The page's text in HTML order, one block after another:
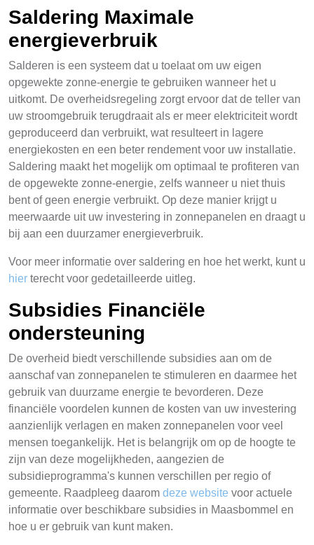
Saldering Maximale
energieverbruik
Salderen is een systeem dat u toelaat om uw eigen
opgewekte zonne-energie te gebruiken wanneer het u
uitkomt. De overheidsregeling zorgt ervoor dat de teller van
uw stroomgebruik terugdraait als er meer elektriciteit wordt
geproduceerd dan verbruikt, wat resulteert in lagere
energiekosten en een beter rendement voor uw installatie.
Saldering maakt het mogelijk om optimaal te profiteren van
de opgewekte zonne-energie, zelfs wanneer u niet thuis
bent of geen energie verbruikt. Op deze manier krijgt u
meerwaarde uit uw investering in zonnepanelen en draagt u
bij aan een duurzamer energieverbruik.
Voor meer informatie over saldering en hoe het werkt, kunt u
hier terecht voor gedetailleerde uitleg.
Subsidies Financiële
ondersteuning
De overheid biedt verschillende subsidies aan om de
aanschaf van zonnepanelen te stimuleren en daarmee het
gebruik van duurzame energie te bevorderen. Deze
financiële voordelen kunnen de kosten van uw investering
aanzienlijk verlagen en maken zonnepanelen voor veel
mensen toegankelijk. Het is belangrijk om op de hoogte te
zijn van deze mogelijkheden, aangezien de
subsidieprogramma's kunnen verschillen per regio of
gemeente. Raadpleeg daarom deze website voor actuele
informatie over beschikbare subsidies in Maasbommel en
hoe u er gebruik van kunt maken.